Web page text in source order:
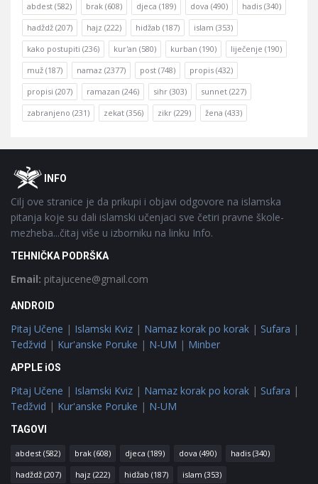
abdest (582) brak (608) djeca (189) dova (490) hadis (340)
hadždž (207) hajz (222) hidžab (187) islam (353)
kako postupiti (236) kur'an (580) kurban (190) liječenje (190)
muž (187) namaz (2377) post (748) propis (432)
propisi (207) ramazan (246) sihr (303) sunnet (227)
zabranjeno (231) zekat (356) zikr (229) žena (433)
FooterOINFO
Cilj ove stranice je da prikupi i objavi odgovore na islamska
pitanja koje su dali islamski učenjaci sve četiri pravne škole-
mezheba...čitaj više u izborniku na linku Info.
TEHNIČKA PODRŠKA
Email: pitajucene@gmail.com
ANDROID
Pitaj Učene | Islamski Kviz | Namaz korak po korak | Sufara |
Tedžvid | Kur'anske Poruke | N-UM | Minber
APPLE iOS
Pitaj Učene | Islamski Kviz | Namaz korak po korak | Sufara |
Tedžvid | Kur'anske Poruke | N-UM
TAGOVI
abdest (582) brak (608) djeca (189) dova (490) hadis (340)
hadždž (207) hajz (222) hidžab (187) islam (353)